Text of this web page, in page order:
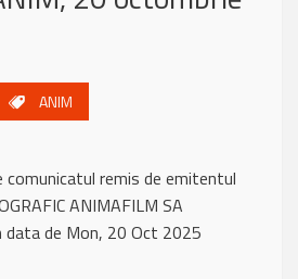
ANIM
comunicatul remis de emitentul
ANIMAFILM SA
data de Mon, 20 Oct 2025